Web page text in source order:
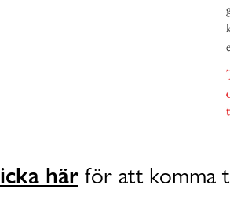
här för att komma